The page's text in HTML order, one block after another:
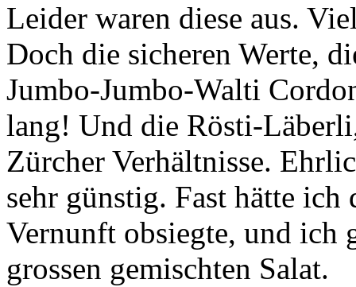
Leider waren diese aus.
Doch die sicheren Werte,
Jumbo-Jumbo-Walti
lang! Und die Rösti-
Zürcher Verhältnisse.
sehr günstig. Fast hätte ich
Vernunft obsiegte, und
grossen gemischten Salat.